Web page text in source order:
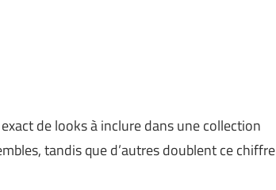
de looks à inclure dans une collection
tandis que d’autres doublent ce chiffre